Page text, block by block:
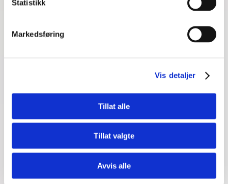
Statistikk
Markedsføring
Vis detaljer
Tillat alle
Tillat valgte
Avvis alle
MentorNorge var hjelpen Maharan (19)
trengte
Tage-online